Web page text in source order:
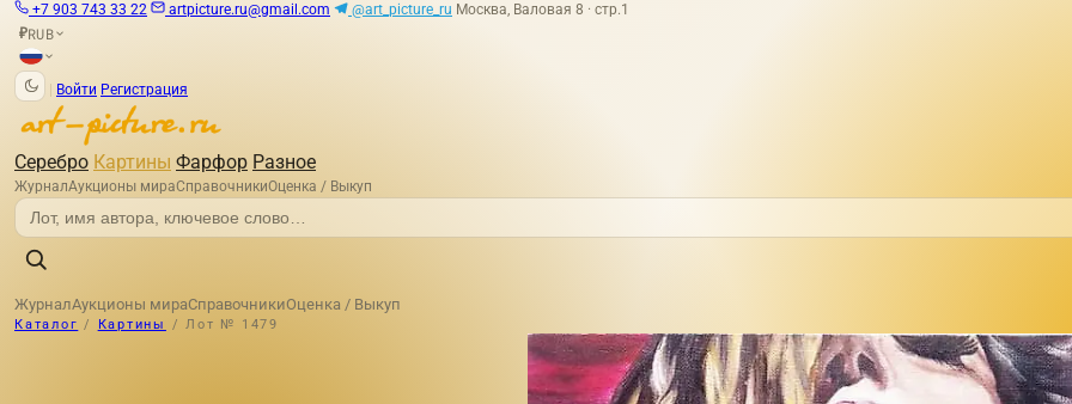
+7 903 743 33 22 artpicture.ru@gmail.com @art_picture_ru Москва, Валовая 8 · стр.1
₽RUB
Войти Регистрация
Серебро Картины Фарфор Разное
ЖурналАукционы мираСправочникиОценка / Выкуп
ЖурналАукционы мираСправочникиОценка / Выкуп
Каталог / Картины / Лот № 1479